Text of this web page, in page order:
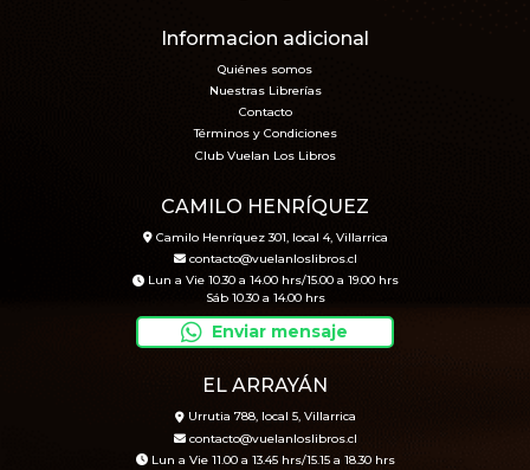
Informacion adicional
Quiénes somos
Nuestras Librerías
Contacto
Términos y Condiciones
Club Vuelan Los Libros
CAMILO HENRÍQUEZ
Camilo Henríquez 301, local 4, Villarrica
contacto@vuelanloslibros.cl
Lun a Vie 10.30 a 14.00 hrs/15.00 a 19.00 hrs
Sáb 10.30 a 14.00 hrs
Enviar mensaje
EL ARRAYÁN
Urrutia 788, local 5, Villarrica
contacto@vuelanloslibros.cl
Lun a Vie 11.00 a 13.45 hrs/15.15 a 18.30 hrs